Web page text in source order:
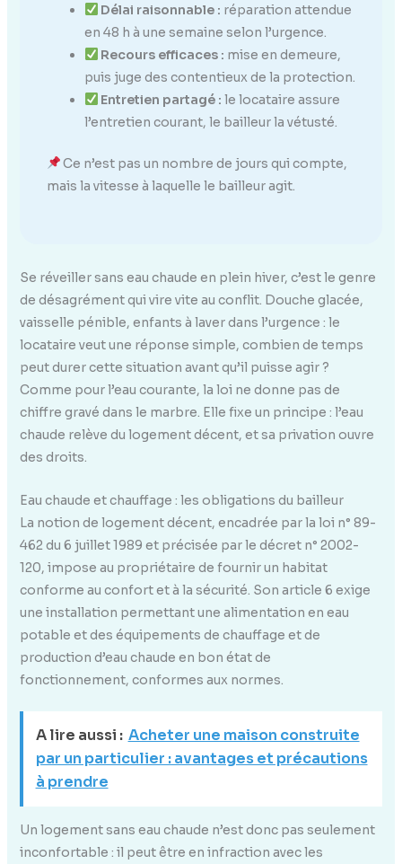
Délai raisonnable : réparation attendue
en 48 h à une semaine selon l’urgence.
Recours efficaces : mise en demeure,
puis juge des contentieux de la protection.
Entretien partagé : le locataire assure
l’entretien courant, le bailleur la vétusté.
Ce n’est pas un nombre de jours qui compte,
mais la vitesse à laquelle le bailleur agit.
Se réveiller sans eau chaude en plein hiver, c’est le genre
de désagrément qui vire vite au conflit. Douche glacée,
vaisselle pénible, enfants à laver dans l’urgence : le
locataire veut une réponse simple, combien de temps
peut durer cette situation avant qu’il puisse agir ?
Comme pour l’eau courante, la loi ne donne pas de
chiffre gravé dans le marbre. Elle fixe un principe : l’eau
chaude relève du logement décent, et sa privation ouvre
des droits.
Eau chaude et chauffage : les obligations du bailleur
La notion de logement décent, encadrée par la loi n° 89-
462 du 6 juillet 1989 et précisée par le décret n° 2002-
120, impose au propriétaire de fournir un habitat
conforme au confort et à la sécurité. Son article 6 exige
une installation permettant une alimentation en eau
potable et des équipements de chauffage et de
production d’eau chaude en bon état de
fonctionnement, conformes aux normes.
A lire aussi : Acheter une maison construite
par un particulier : avantages et précautions
à prendre
Un logement sans eau chaude n’est donc pas seulement
inconfortable : il peut être en infraction avec les